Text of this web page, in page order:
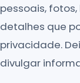
pessoais,
detalhes que
privacidade.
divulgar